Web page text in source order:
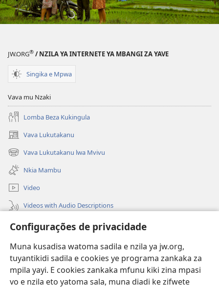
Configurações de privacidade
Muna kusadisa watoma sadila e nzila ya jw.org,
tuyantikidi sadila e cookies ye programa zankaka za
mpila yayi. E cookies zankaka mfunu kiki zina mpasi
vo e nzila eto yatoma sala, muna diadi ke zifwete
JW.ORG® / NZILA YA INTERNETE YA MBANGI ZA YAVE
Singika e Mpwa
Vava mu Nzaki
Lomba Beza Kukingula
Vava Lukutakanu
(opens
new
window)
Vava Lukutakanu lwa Mvivu
(opens
new
window)
Nkia Mambu
Video
Videos with Audio Descriptions
Vavulula
(opens
new